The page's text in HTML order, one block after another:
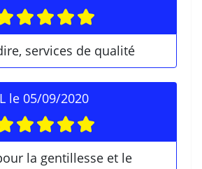
services de qualité
le 05/09/2020
la gentillesse et le